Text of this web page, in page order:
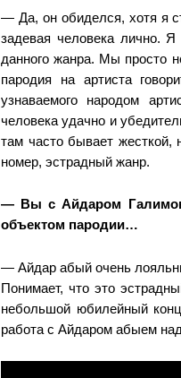
— Да, он обиделся, хотя я
задевая человека лично.
данного жанра. Мы просто
пародия на артиста
узнаваемого народом
человека удачно и
там часто бывает жесткой,
номер, эстрадный жанр.
— Вы с Айдаром
объектом пародии…
— Айдар абый очень
Понимает, что это
небольшой юбилейный
работа с Айдаром абыем